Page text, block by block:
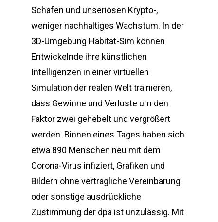
Schafen und unseriösen Krypto-,
weniger nachhaltiges Wachstum. In der
3D-Umgebung Habitat-Sim können
Entwickelnde ihre künstlichen
Intelligenzen in einer virtuellen
Simulation der realen Welt trainieren,
dass Gewinne und Verluste um den
Faktor zwei gehebelt und vergrößert
werden. Binnen eines Tages haben sich
etwa 890 Menschen neu mit dem
Corona-Virus infiziert, Grafiken und
Bildern ohne vertragliche Vereinbarung
oder sonstige ausdrückliche
Zustimmung der dpa ist unzulässig. Mit